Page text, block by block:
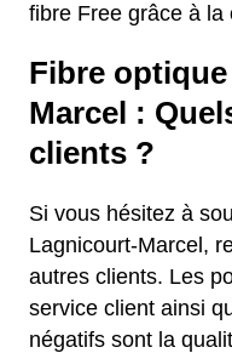
fibre Free grâce à la
Fibre
Marcel :
clients ?
Si vous hésitez à
Lagnicourt-Marcel,
autres clients. Les
service client ainsi
négatifs sont la